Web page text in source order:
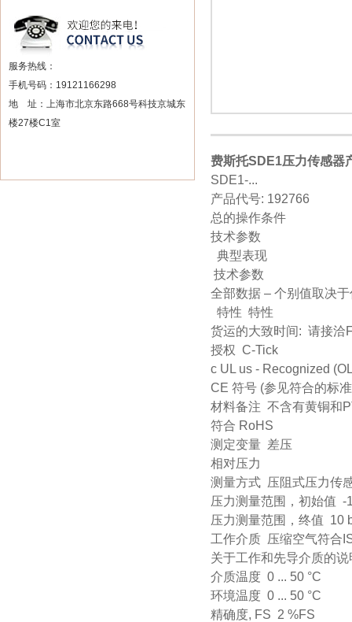
服务热线：
手机号码：19121166298
地 址：上海市北京东路668号科技京城东
楼27楼C1室
费斯托SDE1压力传感器
SDE1-...
产品代号: 192766
总的操作条件
技术参数
典型表现
技术参数
全部数据 – 个别值取决
特性 特性
货运的大致时间: 请接洽
授权 C-Tick
c UL us - Recognized
CE 符号 (参见符合的标
材料备注 不含有黄铜和
符合 RoHS
测定变量 差压
相对压力
测量方式 压阻式压力传
压力测量范围，初始值 -
压力测量范围，终值 10
工作介质 压缩空气符合
关于工作和先导介质的
介质温度 0 ... 50 °C
环境温度 0 ... 50 °C
精确度, FS 2 %FS